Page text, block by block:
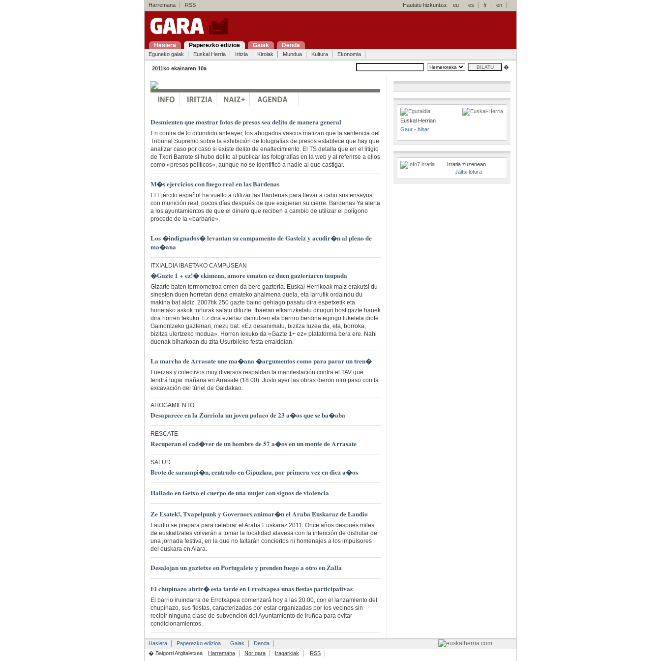
Harremana RSS Hautatu hizkuntza: eu es fr en
Hasiera Paperezko edizioa Gaiak Denda
Eguneko gaiak Euskal Herria Iritzia Kirolak Mundua Kultura Ekonomia
2011ko ekainaren 10a �
Desmienten que mostrar fotos de presos sea delito de manera general
En contra de lo difundido anteayer, los abogados vascos matizan que la sentencia del
Tribunal Supremo sobre la exhibición de fotografías de presos establece que hay que
analizar caso por caso si existe delito de enaltecimiento. El TS detalla que en el litigio
de Txori Barrote sí hubo delito al publicar las fotografías en la web y al referirse a ellos
como «presos políticos», aunque no se identificó a nadie al que castigar.
M�s ejercicios con fuego real en las Bardenas
El Ejército español ha vuelto a utilizar las Bardenas para llevar a cabo sus ensayos
con munición real, pocos días después de que exigieran su cierre. Bardenas Ya alerta
a los ayuntamientos de que el dinero que reciben a cambio de utilizar el polígono
procede de la «barbarie».
Los �indignados� levantan su campamento de Gasteiz y acudir�n al pleno de
ma�ana
ITXIALDIA IBAETAKO CAMPUSEAN
�Gazte 1 + ez!� ekimena, amore ematen ez duen gazteriaren taupada
Gizarte baten termometroa omen da bere gazteria. Euskal Herrikoak maiz erakutsi du
sinesten duen horretan dena emateko ahalmena duela, eta larrutik ordaindu du
makina bat aldiz. 2007tik 250 gazte baino gehiago pasatu dira espetxetik eta
horietako askok torturak salatu dituzte. Ibaetan elkarrizketatu ditugun bost gazte hauek
dira horren lekuko. Ez dira ezertaz damutzen eta berriro berdina egingo luketela diote.
Gainontzeko gazteriari, mezu bat: «Ez desanimatu, bizitza luzea da, eta, borroka,
bizitza ulertzeko modua». Horren lekuko da «Gazte 1+ ez» plataforma bera ere. Nahi
duenak biharkoan du zita Usurbileko festa erraldoian.
La marcha de Arrasate une ma�ana �argumentos como para parar un tren�
Fuerzas y colectivos muy diversos respaldan la manifestación contra el TAV que
tendrá lugar mañana en Arrasate (18.00). Justo ayer las obras dieron otro paso con la
excavación del túnel de Galdakao.
AHOGAMIENTO
Desaparece en la Zurriola un joven polaco de 23 a�os que se ba�aba
RESCATE
Recuperan el cad�ver de un hombre de 57 a�os en un monte de Arrasate
SALUD
Brote de sarampi�n, centrado en Gipuzkoa, por primera vez en diez a�os
Hallado en Getxo el cuerpo de una mujer con signos de violencia
Ze Esatek!, Txapelpunk y Governors animar�n el Araba Euskaraz de Laudio
Laudio se prepara para celebrar el Araba Euskaraz 2011. Once años después miles
de euskaltzales volverán a tomar la localidad alavesa con la intención de disfrutar de
una jornada festiva, en la que no faltarán conciertos ni homenajes a los impulsores
del euskara en Aiara.
Desalojan un gaztetxe en Portugalete y prenden fuego a otro en Zalla
El chupinazo abrir� esta tarde en Errotxapea unas fiestas participativas
El barrio iruindarra de Errotxapea comenzará hoy a las 20.00, con el lanzamiento del
chupinazo, sus fiestas, caracterizadas por estar organizadas por los vecinos sin
recibir ninguna clase de subvención del Ayuntamiento de Iruñea para evitar
condicionamientos.
Euskal Herrian
Gaur - bihar
Irratia zuzenean
Jaitsi lotura
Hasiera Paperezko edizioa Gaiak
Denda
� Baigorri Argitaletxea
Harremana Nor gara Iragarkiak RSS